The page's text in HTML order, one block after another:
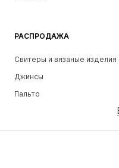
РАСПРОДАЖА
Свитеры и вязаные изделия
Джинсы
Пальто